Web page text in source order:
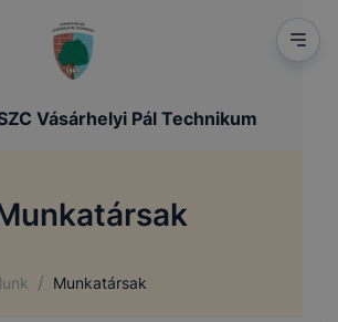
Vásárhelyi Pál Technikum
/ Munkatársak